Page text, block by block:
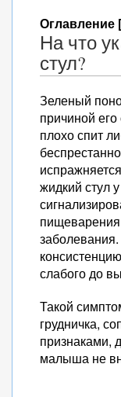
Оглавление
На что
стул?
Зеленый
причиной
плохо спит
жидкий стул
пищеварения
слабого до
Такой
грудничка,
признаками,
малыша не